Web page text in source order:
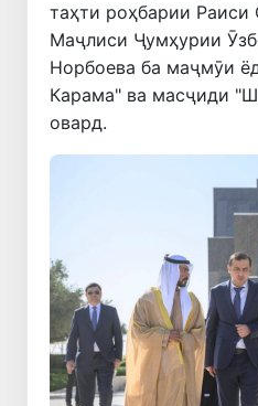
таҳти роҳбарии Раиси
Маҷлиси Ҷумҳурии
Норбоева ба маҷмӯи
Карама" ва масҷиди
овард.